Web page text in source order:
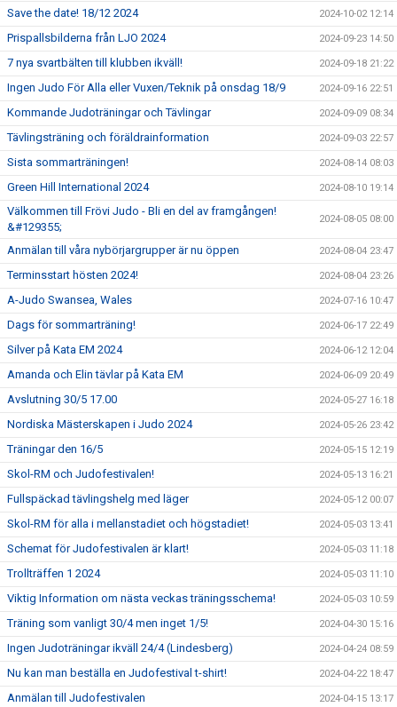
Save the date! 18/12 2024 2024-10-02 12:14
Prispallsbilderna från LJO 2024 2024-09-23 14:50
7 nya svartbälten till klubben ikväll! 2024-09-18 21:22
Ingen Judo För Alla eller Vuxen/Teknik på onsdag 18/9 2024-09-16 22:51
Kommande Judoträningar och Tävlingar 2024-09-09 08:34
Tävlingsträning och föräldrainformation 2024-09-03 22:57
Sista sommarträningen! 2024-08-14 08:03
Green Hill International 2024 2024-08-10 19:14
Välkommen till Frövi Judo - Bli en del av framgången!
&#129355;
2024-08-05 08:00
Anmälan till våra nybörjargrupper är nu öppen 2024-08-04 23:47
Terminsstart hösten 2024! 2024-08-04 23:26
A-Judo Swansea, Wales 2024-07-16 10:47
Dags för sommarträning! 2024-06-17 22:49
Silver på Kata EM 2024 2024-06-12 12:04
Amanda och Elin tävlar på Kata EM 2024-06-09 20:49
Avslutning 30/5 17.00 2024-05-27 16:18
Nordiska Mästerskapen i Judo 2024 2024-05-26 23:42
Träningar den 16/5 2024-05-15 12:19
Skol-RM och Judofestivalen! 2024-05-13 16:21
Fullspäckad tävlingshelg med läger 2024-05-12 00:07
Skol-RM för alla i mellanstadiet och högstadiet! 2024-05-03 13:41
Schemat för Judofestivalen är klart! 2024-05-03 11:18
Trollträffen 1 2024 2024-05-03 11:10
Viktig Information om nästa veckas träningsschema! 2024-05-03 10:59
Träning som vanligt 30/4 men inget 1/5! 2024-04-30 15:16
Ingen Judoträningar ikväll 24/4 (Lindesberg) 2024-04-24 08:59
Nu kan man beställa en Judofestival t-shirt! 2024-04-22 18:47
Anmälan till Judofestivalen 2024-04-15 13:17